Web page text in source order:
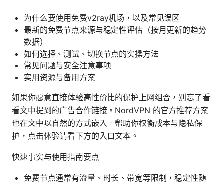
为什么要使用免费v2ray机场，以及常见误区
最新的免费节点来源与稳定性评估（按月更新的趋势
数据）
如何选择、测试、切换节点的实操方法
常见问题与安全注意事项
实用资源与备用方案
如果你愿意直接体验高性价比的保护上网组合，别忘了看
看文中提到的广告合作链接。NordVPN 的官方推荐方案
也在文中以自然的方式嵌入，帮助你权衡成本与隐私保
护，点击体验请看下方的入口文本。
快速事实与使用指南要点
免费节点通常有流量、时长、带宽等限制，稳定性随